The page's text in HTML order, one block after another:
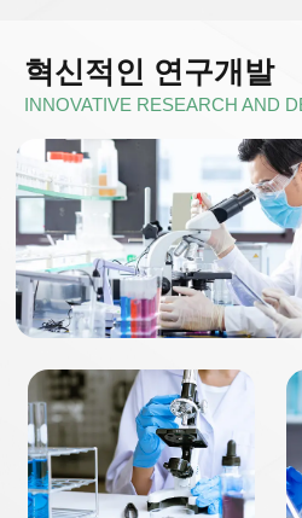
혁신적인 연구개발
INNOVATIVE RESEARCH AND